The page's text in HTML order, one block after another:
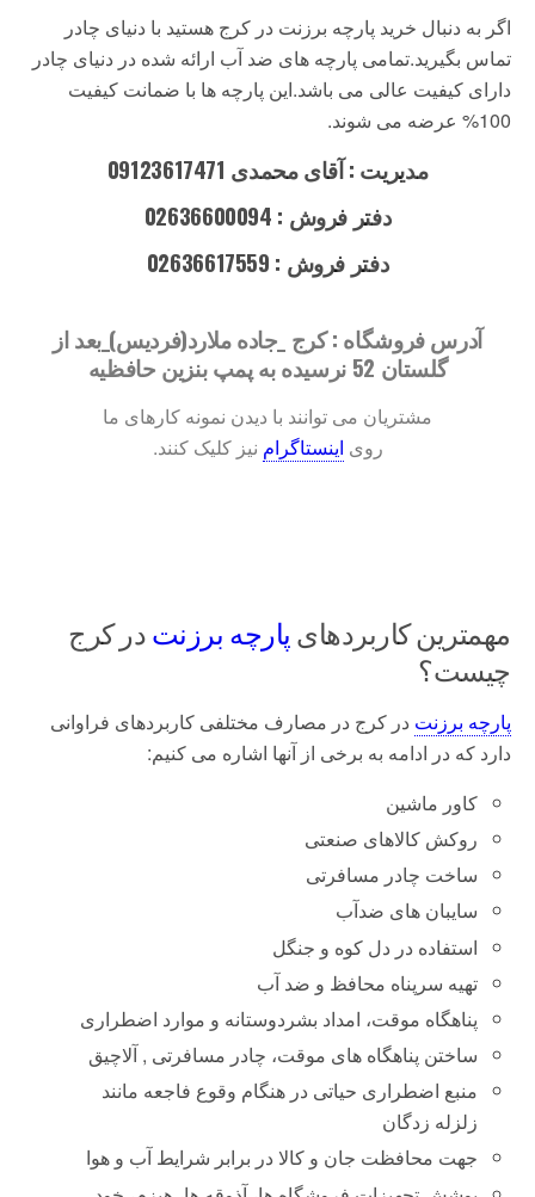
اگر به دنبال خرید پارچه برزنت در کرج هستید با دنیای چادر
تماس بگیرید.تمامی پارچه های ضد آب ارائه شده در دنیای چادر
دارای کیفیت عالی می باشد.این پارچه ها با ضمانت کیفیت
100% عرضه می شوند.
مدیریت : آقای محمدی 09123617471
دفتر فروش : 02636600094
دفتر فروش : 02636617559
آدرس فروشگاه : کرج _جاده ملارد(فردیس)_بعد از
گلستان 52 نرسیده به پمپ بنزین حافظیه
مشتریان می توانند با دیدن نمونه کارهای ما
روی اینستاگرام نیز کلیک کنند.
مهمترین کاربردهایپارچه برزنتدر کرج
چیست؟
پارچه برزنت در کرج در مصارف مختلفی کاربردهای فراوانی
دارد که در ادامه به برخی از آنها اشاره می کنیم:
کاور ماشین
روکش کالاهای صنعتی
ساخت چادر مسافرتی
سایبان های ضدآب
استفاده دردل کوه و جنگل
تهیه سرپناه محافظ و ضد آب
پناهگاه موقت، امداد بشردوستانه و موارد اضطراری
ساختن پناهگاه های موقت، چادر مسافرتی , آلاچیق
منبع اضطراری حیاتی در هنگام وقوع فاجعه مانند
زلزله زدگان
جهت محافظت جان و کالا در برابر شرایط آب و هوا